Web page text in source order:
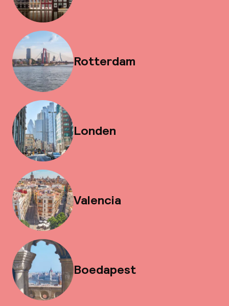
Rotterdam
Londen
Valencia
Boedapest